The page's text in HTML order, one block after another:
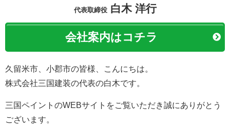
代表取締役白木 洋行
会社案内はコチラ
久留米市、小郡市の皆様、こんにちは。
株式会社三国建装の代表の白木です。
三国ペイントのWEBサイトをご覧いただき誠にありがとう
ございます。